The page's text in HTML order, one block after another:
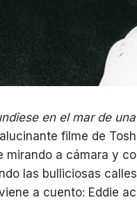
en el mar de
filme de
mirando a cámara y
las bulliciosas
a cuento: Eddie